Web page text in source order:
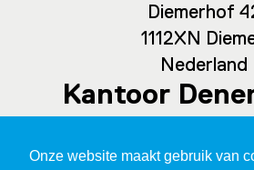
Onze website maakt gebruik van
Diemerhof
1112XN
Nederland
Kantoor
209